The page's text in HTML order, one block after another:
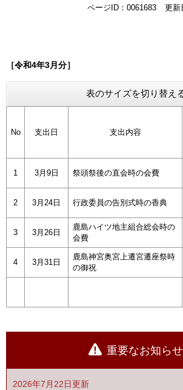
ページID：0061683 更新
［令和4年3月分］
表のサイズを切り替え
No 支出日 支出内容
1 3月9日 祭頭祭後の直会時の会費
2 3月24日 行政委員の告別式時の香典
3 3月26日
鹿島ハイツ地主組合総会時の
会費
4 3月31日
鹿島神宮奥宮上遷宮遷座祭時
の御祝
重要なお知らせ
2026年7月22日更新